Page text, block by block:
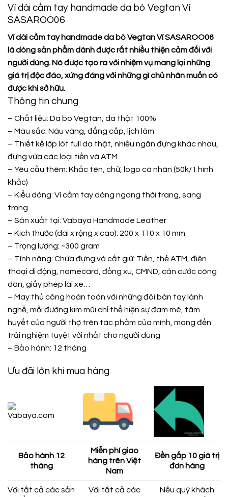
Ví dài cầm tay handmade da bò Vegtan Ví
SASAROO06
Ví dài cầm tay handmade da bò Vegtan Ví SASAROO06
là dòng sản phẩm dành được rất nhiều thiện cảm đối với
người dùng. Nó được tạo ra với nhiệm vụ mang lại những
giá trị độc đáo, xứng đáng với những gì chủ nhân muốn có
được khi sở hữu.
Thông tin chung
– Chất liệu: Da bò Vegtan, da thật 100%
– Màu sắc: Nâu vàng, đẳng cấp, lịch lãm
– Thiết kế lớp lót full da thật, nhiều ngăn đựng khác nhau,
đựng vừa các loại tiền và ATM
– Yêu cầu thêm: Khắc tên, chữ, logo cá nhân (50k/1 hình
khắc)
– Kiểu dáng: Ví cầm tay dáng ngang thời trang, sang
trọng
– Sản xuất tại: Vabaya Handmade Leather
– Kích thước (dài x rộng x cao): 200 x 110 x 10 mm
– Trọng lượng: ~300 gram
– Tính năng: Chứa đựng và cất giữ: Tiền, thẻ ATM, điện
thoại di động, namecard, đồng xu, CMND, căn cước công
dân, giấy phép lái xe…
– May thủ công hoàn toàn với những đôi bàn tay lành
nghề, mỗi đường kim mũi chỉ thể hiện sự đam mê, tâm
huyết của người thợ trên tác phẩm của mình, mang đến
trải nghiệm tuyệt vời nhất cho người dùng
– Bảo hành: 12 tháng
Ưu đãi lớn khi mua hàng
Bảo hành 12
tháng
Miễn phí giao
hàng trên Việt
Nam
Đền gấp 10 giá trị
đơn hàng
Với tất cả các sản
Với tất cả các
Nếu quý khách